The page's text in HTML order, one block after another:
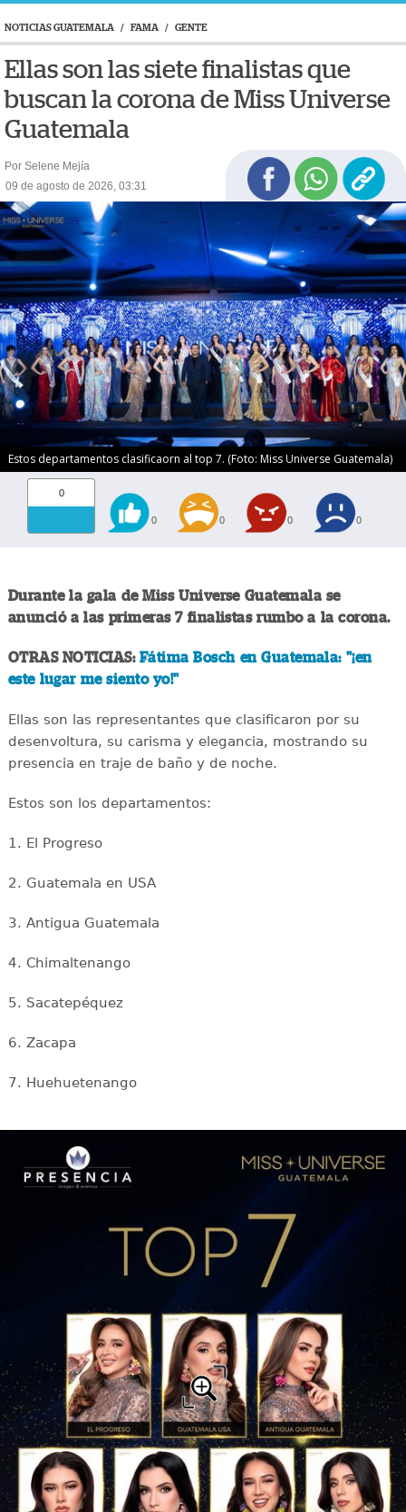
NOTICIAS GUATEMALA / FAMA / GENTE
Ellas son las siete finalistas que
buscan la corona de Miss Universe
Guatemala
Por Selene Mejía
09 de agosto de 2026, 03:31
Estos departamentos clasificaorn al top 7. (Foto: Miss Universe Guatemala)
0
0 0 0 0
Durante la gala de Miss Universe Guatemala se
anunció a las primeras 7 finalistas rumbo a la corona.
OTRAS NOTICIAS: Fátima Bosch en Guatemala: "¡en
este lugar me siento yo!"
Ellas son las representantes que clasificaron por su
desenvoltura, su carisma y elegancia, mostrando su
presencia en traje de baño y de noche.
Estos son los departamentos:
1. El Progreso
2. Guatemala en USA
3. Antigua Guatemala
4. Chimaltenango
5. Sacatepéquez
6. Zacapa
7. Huehuetenango